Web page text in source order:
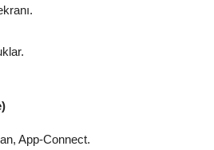
App-Connect.